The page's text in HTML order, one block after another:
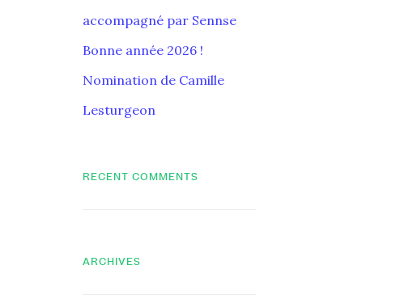
accompagné par Sennse
Bonne année 2026 !
Nomination de Camille
Lesturgeon
RECENT COMMENTS
ARCHIVES